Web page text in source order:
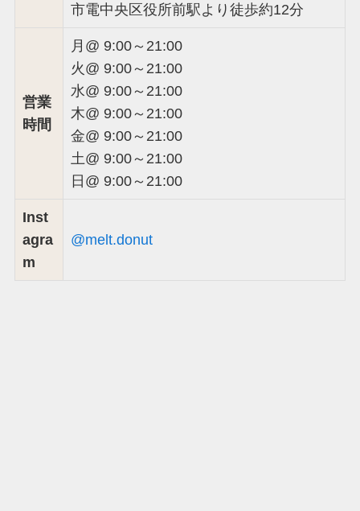
市電中央区役所前駅より徒歩約12分
営業
時間
月@ 9:00～21:00
火@ 9:00～21:00
水@ 9:00～21:00
木@ 9:00～21:00
金@ 9:00～21:00
土@ 9:00～21:00
日@ 9:00～21:00
Inst
agra
m
@melt.donut